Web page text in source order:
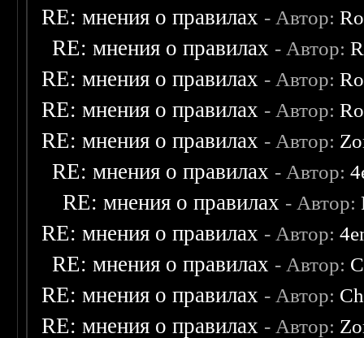
RE: мнения о правилах - Автор:
RE: мнения о правилах - Автор:
RE: мнения о правилах - Автор:
RE: мнения о правилах - Автор:
RE: мнения о правилах - Автор:
RE: мнения о правилах - Автор:
RE: мнения о правилах - Автор:
RE: мнения о правилах - Автор:
RE: мнения о правилах - Автор:
RE: мнения о правилах - Автор:
RE: мнения о правилах - Автор: